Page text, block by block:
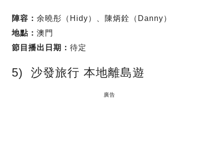
陣容： 余曉彤（Hidy）、陳炳銓（Danny）
地點： 澳門
節目播出日期： 待定
5) 沙發旅行 本地離島遊
廣告